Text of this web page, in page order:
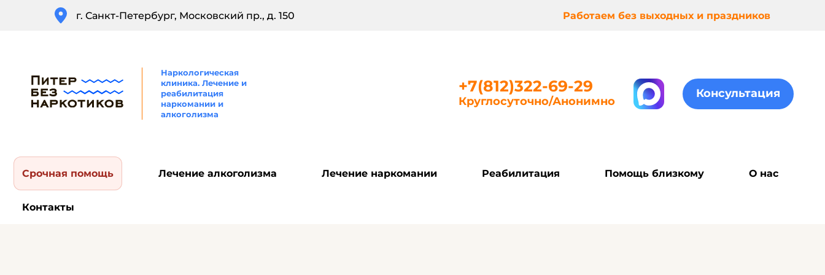
г. Санкт-Петербург, Московский пр., д. 150 Работаем без выходных и праздников
Наркологическая
клиника. Лечение и
реабилитация
наркомании и
алкоголизма
+7(812)322-69-29
Круглосуточно/анонимно
Консультация
Срочная помощь Лечение алкоголизма Лечение наркомании Реабилитация Помощь близкому О нас
Контакты